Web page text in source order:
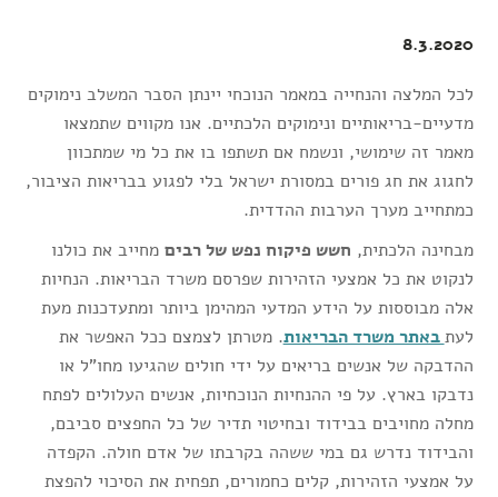
8.3.2020
לכל המלצה והנחייה במאמר הנוכחי יינתן הסבר המשלב נימוקים
מדעיים-בריאותיים ונימוקים הלכתיים. אנו מקווים שתמצאו
מאמר זה שימושי, ונשמח אם תשתפו בו את כל מי שמתכוון
לחגוג את חג פורים במסורת ישראל בלי לפגוע בבריאות הציבור,
כמתחייב מערך הערבות ההדדית.
מבחינה הלכתית, חשש פיקוח נפש של רבים מחייב את כולנו
לנקוט את כל אמצעי הזהירות שפרסם משרד הבריאות. הנחיות
אלה מבוססות על הידע המדעי המהימן ביותר ומתעדכנות מעת
לעתבאתר משרד הבריאות. מטרתן לצמצם ככל האפשר את
ההדבקה של אנשים בריאים על ידי חולים שהגיעו מחו"ל או
נדבקו בארץ. על פי ההנחיות הנוכחיות, אנשים העלולים לפתח
מחלה מחויבים בבידוד ובחיטוי תדיר של כל החפצים סביבם,
והבידוד נדרש גם במי ששהה בקרבתו של אדם חולה. הקפדה
על אמצעי הזהירות, קלים כחמורים, תפחית את הסיכוי להפצת